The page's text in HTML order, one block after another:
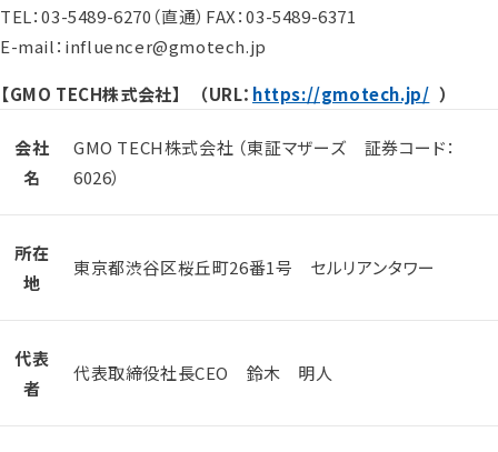
TEL：03-5489-6270（直通）FAX：03-5489-6371
E-mail：influencer@gmotech.jp
【GMO TECH株式会社】 （URL： https://gmotech.jp/ ）
会社
名
GMO TECH株式会社 （東証マザーズ 証券コード：
6026）
所在
地
東京都渋谷区桜丘町26番1号 セルリアンタワー
代表
者
代表取締役社長CEO 鈴木 明人